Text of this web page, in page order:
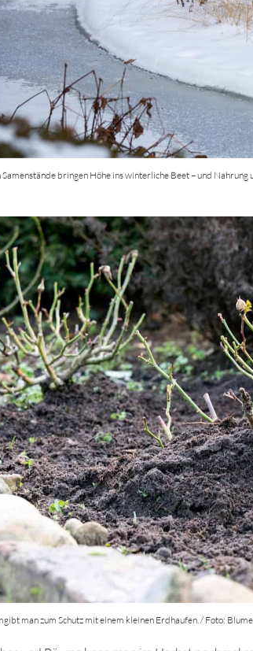
Samenstände bringen Höhe ins winterliche Beet – und
man zum Schutz mit einem kleinen Erdhaufen. / Foto: